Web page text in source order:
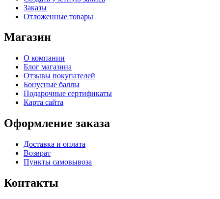
Заказы
Отложенные товары
Магазин
О компании
Блог магазина
Отзывы покупателей
Бонусные баллы
Подарочные сертификаты
Карта сайта
Оформление заказа
Доставка и оплата
Возврат
Пункты самовывоза
Контакты